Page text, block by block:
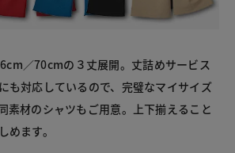
／70cmの３丈展開。丈詰めサービス
も対応しているので、完璧なマイサイズ
素材のシャツもご用意。上下揃えること
めます。